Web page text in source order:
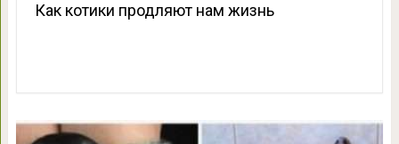
Как котики продляют нам жизнь